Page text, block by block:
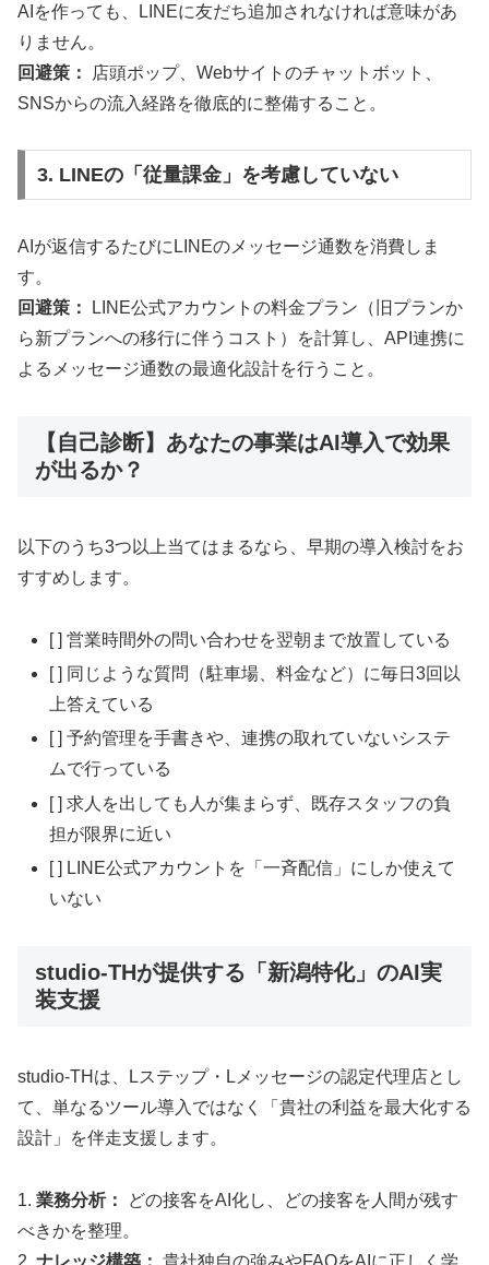
AIを作っても、LINEに友だち追加されなければ意味があ
りません。
回避策：
店頭ポップ、Webサイトのチャットボット、
SNSからの流入経路を徹底的に整備すること。
3. LINEの「従量課金」を考慮していない
AIが返信するたびにLINEのメッセージ通数を消費しま
す。
回避策：
LINE公式アカウントの料金プラン（旧プランか
ら新プランへの移行に伴うコスト）を計算し、API連携に
よるメッセージ通数の最適化設計を行うこと。
【自己診断】あなたの事業はAI導入で効果
が出るか？
以下のうち3つ以上当てはまるなら、早期の導入検討をお
すすめします。
[ ] 営業時間外の問い合わせを翌朝まで放置している
[ ] 同じような質問（駐車場、料金など）に毎日3回以
上答えている
[ ] 予約管理を手書きや、連携の取れていないシステ
ムで行っている
[ ] 求人を出しても人が集まらず、既存スタッフの負
担が限界に近い
[ ] LINE公式アカウントを「一斉配信」にしか使えて
いない
studio-THが提供する「新潟特化」のAI実
装支援
studio-THは、Lステップ・Lメッセージの認定代理店とし
て、単なるツール導入ではなく「貴社の利益を最大化する
設計」を伴走支援します。
1. 業務分析：
どの接客をAI化し、どの接客を人間が残す
べきかを整理。
2. ナレッジ構築： 貴社独自の強みやFAQをAIに正しく学